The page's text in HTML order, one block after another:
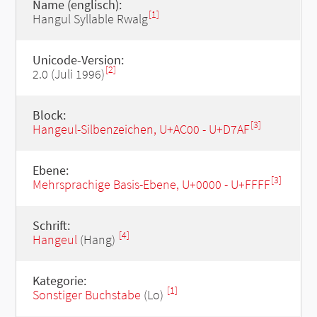
Name (englisch):
Hangul Syllable Rwalg[1]
Unicode-Version:
2.0 (Juli 1996)[2]
Block:
Hangeul-Silbenzeichen, U+AC00 - U+D7AF[3]
Ebene:
Mehrsprachige Basis-Ebene, U+0000 - U+FFFF[3]
Schrift:
Hangeul(Hang) [4]
Kategorie:
Sonstiger Buchstabe (Lo) [1]